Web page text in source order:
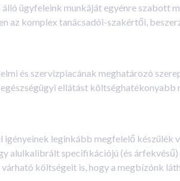
ügyfeleink munkáját egyénre
az komplex tanácsadói-szakértői,
és szervizpiacának meghatározó
ellátást költséghatékonyabb
igényeinek leginkább megfelelő
alulkalibrált specifikációjú (és
költségeit is, hogy a megbízónk